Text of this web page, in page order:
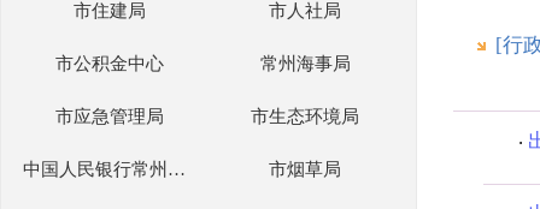
市住建局 市人社局
市公积金中心 常州海事局
市应急管理局 市生态环境局
中国人民银行常州市分行 市烟草局
[行